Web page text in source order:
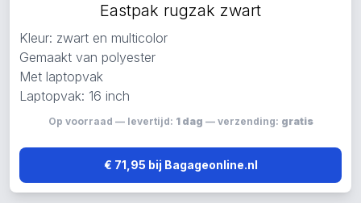
Eastpak rugzak zwart
Kleur: zwart en multicolor
Gemaakt van polyester
Met laptopvak
Laptopvak: 16 inch
Op voorraad — levertijd: 1 dag — verzending: gratis
€ 71,95 bij Bagageonline.nl